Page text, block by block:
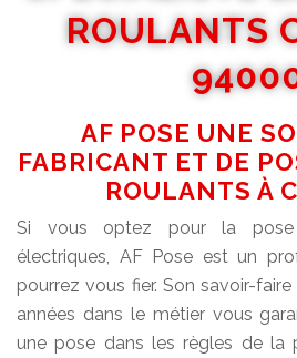
ROULANTS
AF POSE UNE
FABRICANT ET DE
ROULANTS À
Si vous optez pour la
électriques, AF Pose est un
pourrez vous fier. Son savoir-
années dans le métier vous
une pose dans les règles de la